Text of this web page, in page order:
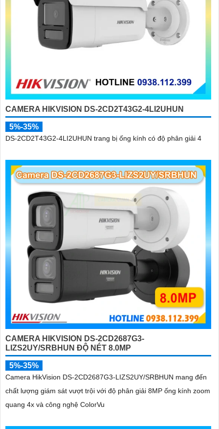
CAMERA HIKVISION DS-2CD2T43G2-4LI2UHUN
5%-35%
DS-2CD2T43G2-4LI2UHUN trang bị ống kính có độ phân giải 4
CAMERA HIKVISION DS-2CD2687G3-
LIZS2UY/SRBHUN ĐỘ NÉT 8.0MP
5%-35%
Camera HikVision DS-2CD2687G3-LIZS2UY/SRBHUN mang đến
chất lượng giám sát vượt trội với độ phân giải 8MP ống kính zoom
quang 4x và công nghệ ColorVu